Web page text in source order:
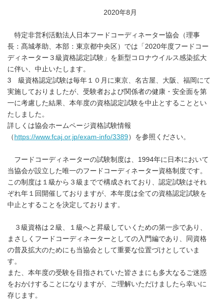
2020年8月
特定非営利活動法人日本フードコーディネーター協会（理事
長：髙城孝助、本部：東京都中央区）では「2020年度フードコー
ディネーター３級資格認定試験」を新型コロナウイルス感染拡大
に伴い、中止いたします。
3 級資格認定試験は毎年１０月に東京、名古屋、大阪、福岡にて
実施しておりましたが、受験者および関係者の健康・安全面を第
一に考慮した結果、本年度の資格認定試験を中止とすることとい
たしました。
詳しくは協会ホームページ資格試験情報
（ https://www.fcaj.or.jp/exam-info/3389）を参照ください。
フードコーディネーターの試験制度は、1994年に日本において
当協会が設立した唯一のフードコーディネーター資格制度です。
この制度は１級から３級までで構成されており、認定試験はそれ
ぞれ年１回開催しておりますが、本年度は全ての資格認定試験を
中止とすることを決定しております。
３級資格は２級、１級へと昇級していくための第一歩であり、
まさしくフードコーディネーターとしての入門編であり、同資格
の普及拡大のためにも当協会として重要な位置づけとしていま
す。
また、本年度の受験を目指されていた皆さまにも多大なるご迷惑
をおかけすることになりますが、ご理解いただけましたら幸いに
存じます。